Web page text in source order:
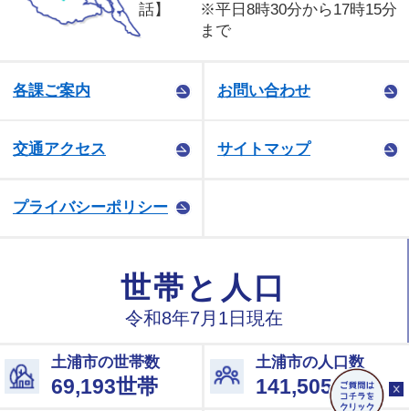
話】
※平日8時30分から17時15分
まで
各課ご案内 お問い合わせ
交通アクセス サイトマップ
プライバシーポリシー